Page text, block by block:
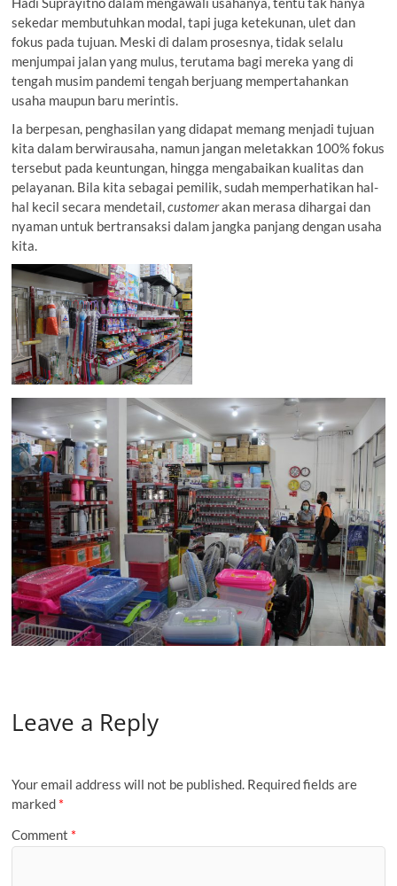
sekedar membutuhkan modal, tapi juga ketekunan, ulet dan
fokus pada tujuan. Meski di dalam prosesnya, tidak selalu
menjumpai jalan yang mulus, terutama bagi mereka yang di
tengah musim pandemi tengah berjuang mempertahankan
usaha maupun baru merintis.
Ia berpesan, penghasilan yang didapat memang menjadi tujuan
kita dalam berwirausaha, namun jangan meletakkan 100% fokus
tersebut pada keuntungan, hingga mengabaikan kualitas dan
pelayanan. Bila kita sebagai pemilik, sudah memperhatikan hal-
hal kecil secara mendetail,customerakan merasa dihargai dan
nyaman untuk bertransaksi dalam jangka panjang dengan usaha
kita.
Leave a Reply
Your email address will not be published. Required fields are
marked *
Comment *